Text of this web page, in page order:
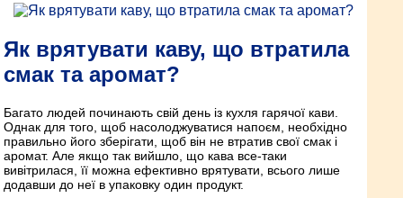
Як врятувати каву, що втратила
смак та аромат?
Багато людей починають свій день із кухля гарячої кави.
Однак для того, щоб насолоджуватися напоєм, необхідно
правильно його зберігати, щоб він не втратив свої смак і
аромат. Але якщо так вийшло, що кава все-таки
вивітрилася, її можна ефективно врятувати, всього лише
додавши до неї в упаковку один продукт.